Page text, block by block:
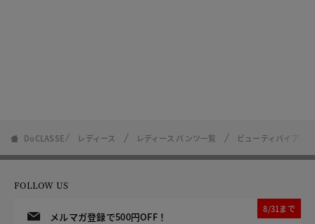
DoCLASSE レディース レディース パンツ一覧 ビューティバイアス
FOLLOW US
メルマガ登録で500円OFF！
8/31まで